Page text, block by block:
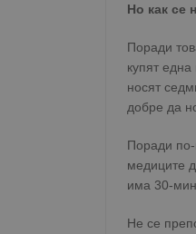
Но как се
Поради
купят
носят
добре да
Поради по-
медиците
има 30-
Не се